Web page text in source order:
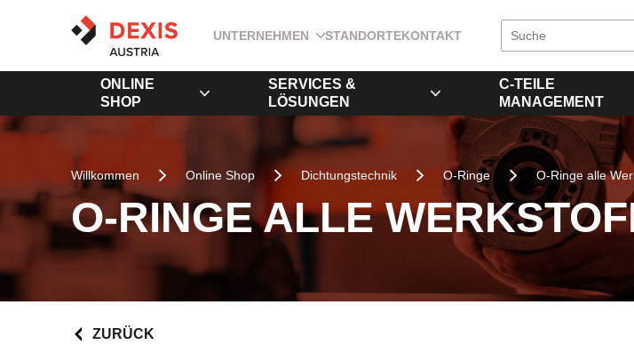
UNTERNEHMEN STANDORTEKONTAKT
ONLINE
SHOP
SERVICES &
LÖSUNGEN
C-TEILE
MANAGEMENT
Willkommen Online Shop Dichtungstechnik O-Ringe O-Ringe alle
O-RINGE ALLE
ZURÜCK